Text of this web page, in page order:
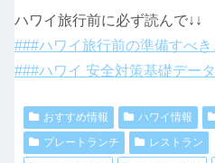
ハワイ旅行前に必ず読んで↓↓
###ハワイ旅行前の準備すべ
###ハワイ 安全対策基礎デー
おすすめ情報 ハワイ情報
プレートランチ
レストラン